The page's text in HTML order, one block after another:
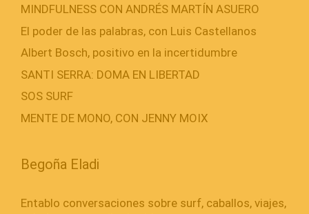
MINDFULNESS CON ANDRÉS MARTÍN ASUERO
El poder de las palabras, con Luis Castellanos
Albert Bosch, positivo en la incertidumbre
SANTI SERRA: DOMA EN LIBERTAD
SOS SURF
MENTE DE MONO, CON JENNY MOIX
Begoña Eladi
Entablo conversaciones sobre surf, caballos, viajes,